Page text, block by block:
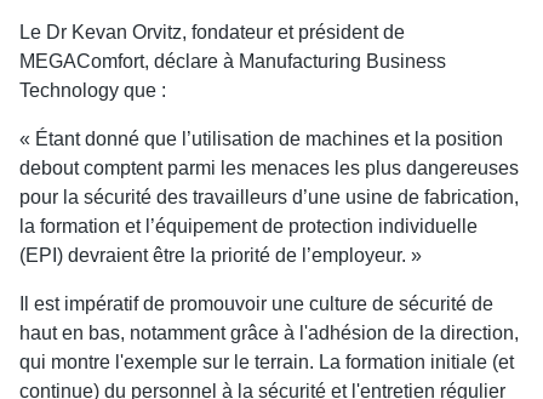
Le Dr Kevan Orvitz, fondateur et président de
MEGAComfort, déclare à Manufacturing Business
Technology que :
« Étant donné que l’utilisation de machines et la position
debout comptent parmi les menaces les plus dangereuses
pour la sécurité des travailleurs d’une usine de fabrication,
la formation et l’équipement de protection individuelle
(EPI) devraient être la priorité de l’employeur. »
Il est impératif de promouvoir une culture de sécurité de
haut en bas, notamment grâce à l'adhésion de la direction,
qui montre l'exemple sur le terrain. La formation initiale (et
continue) du personnel à la sécurité et l'entretien régulier